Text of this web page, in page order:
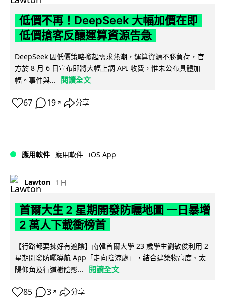
低價不再！DeepSeek 大幅加價在即
低價搶客反釀運算資源告急
DeepSeek 因低價策略掀起需求熱潮，運算資源不勝負荷，官
方於 8 月 6 日宣布即將大幅上調 API 收費，惟未公布具體加
幅。事件與...
閱讀全文
67 19 ↗ 分享
應用軟件 應用軟件 iOS App
Lawton 1 日
首爾大生 2 星期開發防曬地圖 一日暴增
2 萬人下載衝榜首
【行路都要揀好有遮陰】南韓首爾大學 23 歲學生劉敏俊利用 2
星期開發防曬導航 App「走向陰涼處」，結合建築物高度、太
陽仰角及行道樹陰影...
閱讀全文
85 3 ↗ 分享